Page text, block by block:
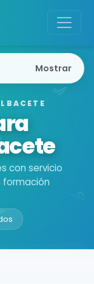
con servicio
formación
Mostrar